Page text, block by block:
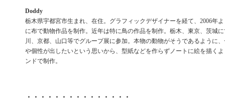
Doddy
栃木県宇都宮市生まれ、在住。グラフィックデザイナーを経て、2006年
に布で動物作品を制作。近年は特に鳥の作品を制作。栃木、東京、茨城
川、京都、山口等でグループ展に参加。本物の動物がそうであるように
や個性が出したいという思いから、型紙などを作らずノートに絵を描く
ンドで制作。
・・・・・・・・・・・・・・・